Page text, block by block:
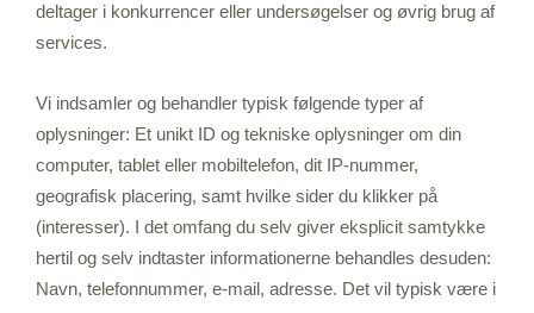
deltager i konkurrencer eller undersøgelser og øvrig brug af
services.
Vi indsamler og behandler typisk følgende typer af
oplysninger: Et unikt ID og tekniske oplysninger om din
computer, tablet eller mobiltelefon, dit IP-nummer,
geografisk placering, samt hvilke sider du klikker på
(interesser). I det omfang du selv giver eksplicit samtykke
hertil og selv indtaster informationerne behandles desuden:
Navn, telefonnummer, e-mail, adresse. Det vil typisk være i